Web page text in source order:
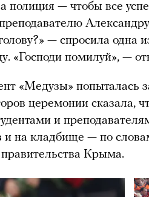
полиция — чтобы все
— спросила одна
«Господи помилуй», —
«Медузы» попыталась
церемонии сказала,
и
и на кладбище — по
Крыма.